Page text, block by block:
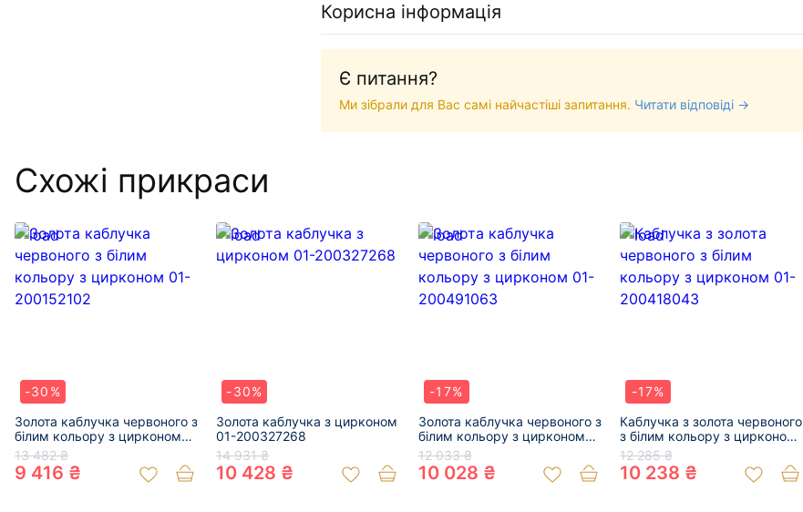
Корисна інформація
Є питання?
Ми зібрали для Вас самі найчастіші запитання. Читати відповіді →
Схожі прикраси
-30%
Золота каблучка червоного з
білим кольору з цирконом
01-200152102
13 482 ₴
9 416 ₴
-30%
Золота каблучка з цирконом
01-200327268
14 931 ₴
10 428 ₴
-17%
Золота каблучка червоного з
білим кольору з цирконом
01-200491063
12 033 ₴
10 028 ₴
-17%
Каблучка з золота червоного
з білим кольору з цирконом
01-200418043
12 285 ₴
10 238 ₴